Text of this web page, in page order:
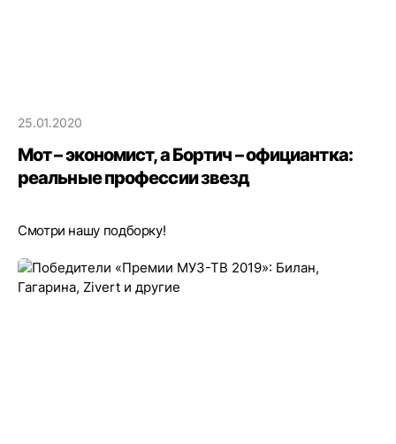
25.01.2020
Мот – экономист, а Бортич – официантка:
реальные профессии звезд
Смотри нашу подборку!